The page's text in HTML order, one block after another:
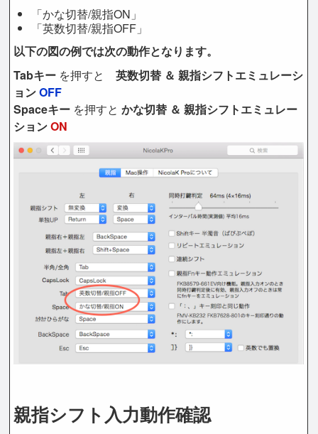
「かな切替/親指ON」
「英数切替/親指OFF」
以下の図の例では次の動作となります。
Tabキー を押すと英数切替 ＆ 親指シフトエミュレーシ
ョンOFF
Spaceキー を押すとかな切替 ＆ 親指シフトエミュレー
ションON
親指シフト入力動作確認